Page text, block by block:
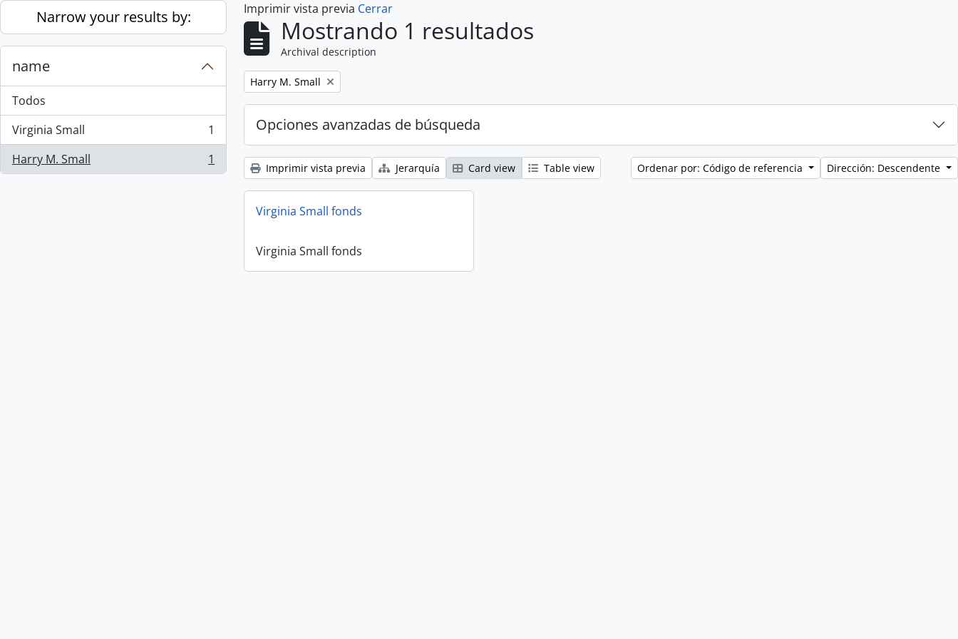
Skip to main content
Narrow your results by:
name
Todos
Virginia Small
, 1 resultados
1
Harry M. Small
, 1 resultados 1
Imprimir vista previa Cerrar
Mostrando 1 resultados
Archival description
Remove filter:
Harry M. Small
Opciones avanzadas de búsqueda
Imprimir vista previa Jerarquía Card view Table view Ordenar por: Código de referencia Dirección: Descendente
Virginia Small fonds
Virginia Small fonds